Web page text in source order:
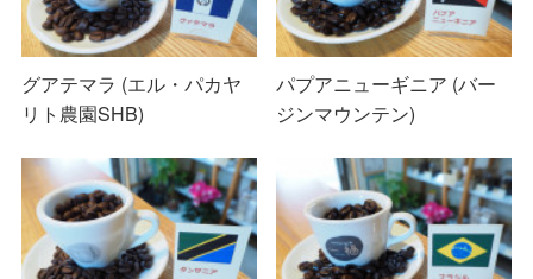
グアテマラ (エル・パカヤ
リト農園SHB)
パプアニューギニア (バー
ジンマウンテン)